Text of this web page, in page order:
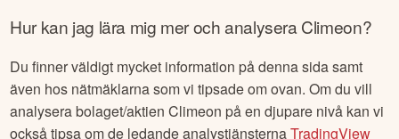
Om du istället är intresserad av att börja handla mer aktivt
tradingmäklare som är mer specialiserade på denna typ av
aktiehandel. Här kan vi istället tipsa omIG* – välkänt och
världsledande inom just trading!